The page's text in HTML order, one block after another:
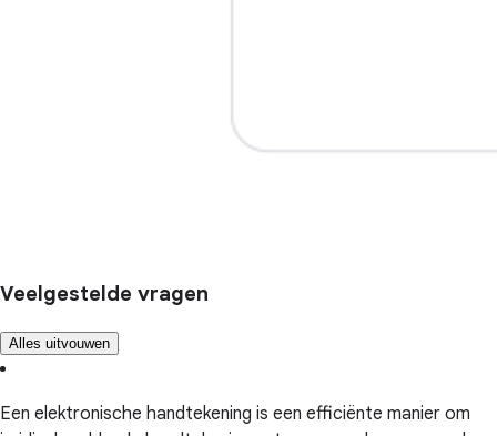
Veelgestelde vragen
Alles uitvouwen
Een elektronische handtekening is een efficiënte manier om